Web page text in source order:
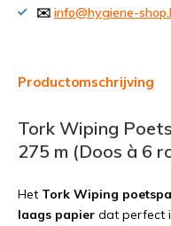
✉️ info@hygiene-
Productomschrijving
Tork Wiping
275 m (Doos à 6
Het Tork Wiping
laags papier dat perfect